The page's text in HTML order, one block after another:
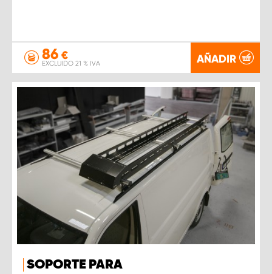
86 €
EXCLUIDO 21 % IVA AÑADIR
SOPORTE PARA